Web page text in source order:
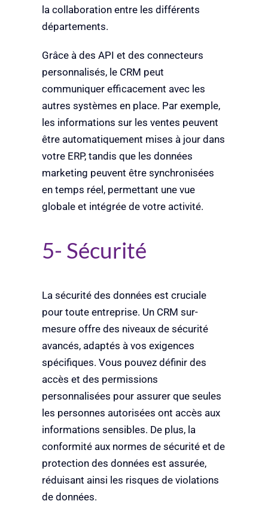
la collaboration entre les différents
départements.
Grâce à des API et des connecteurs
personnalisés, le CRM peut
communiquer efficacement avec les
autres systèmes en place. Par exemple,
les informations sur les ventes peuvent
être automatiquement mises à jour dans
votre ERP, tandis que les données
marketing peuvent être synchronisées
en temps réel, permettant une vue
globale et intégrée de votre activité.
5- Sécurité
La sécurité des données est cruciale
pour toute entreprise. Un CRM sur-
mesure offre des niveaux de sécurité
avancés, adaptés à vos exigences
spécifiques. Vous pouvez définir des
accès et des permissions
personnalisées pour assurer que seules
les personnes autorisées ont accès aux
informations sensibles. De plus, la
conformité aux normes de sécurité et de
protection des données est assurée,
réduisant ainsi les risques de violations
de données.